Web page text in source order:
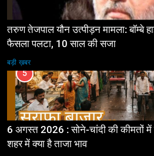
तरुण तेजपाल यौन उत्पीड़न मामला: बॉम्बे
फैसला पलटा, 10 साल की सजा
बड़ी ख़बर
5
6 अगस्त 2026 : सोने-चांदी की कीमतों
शहर में क्या है ताजा भाव